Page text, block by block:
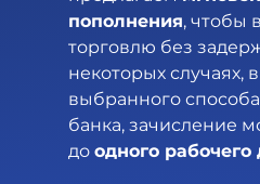
пополнения, чтобы
торговлю без
некоторых случаях,
выбранного
банка, зачисление
до одного рабочего